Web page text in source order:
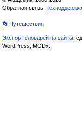
Обратная связь: Техподдержка
👣 Путешествия
Экспорт словарей на сайты ,
WordPress, MODx.